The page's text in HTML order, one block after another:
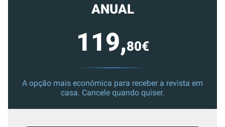
ANUAL
119,80€
A opção mais económica para receber a revista em
casa. Cancele quando quiser.